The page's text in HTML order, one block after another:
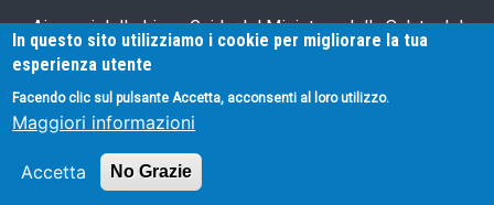
Ai sensi delle Linee Guida del Ministero della Salute del
28/03/2013, relative alla pubblicità sanitaria concernente i
dispositivi medici, dispositivi medico-diagnostici in vitro e
presidi medico-chirurgici, si avvisa l'utente che le
informazioni contenute nel presente sito Internet sono
esclusivamente rivolte agli operatori professionali.
In questo sito utilizziamo i cookie per migliorare la tua
esperienza utente
Facendo clic sul pulsante Accetta, acconsenti al loro utilizzo.
Maggiori informazioni
Accetta No Grazie